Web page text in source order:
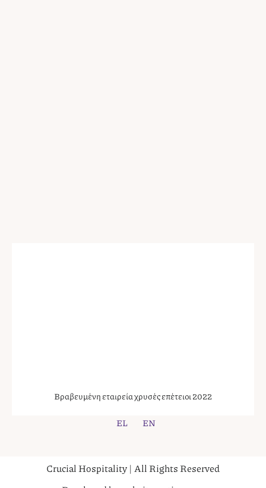
Βραβευμένη εταιρεία χρυσές επέτειοι 2022
EL EN
Crucial Hospitality | All Rights Reserved